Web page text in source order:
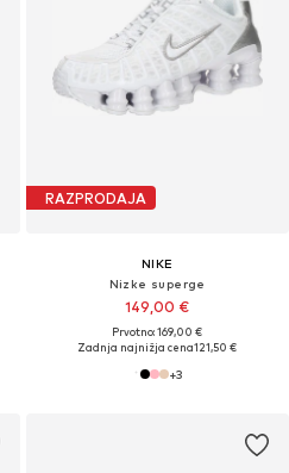
RAZPRODAJA
NIKE
Nizke superge
149,00 €
Prvotno: 169,00 €
Zadnja najnižja cena121,50 €
+3